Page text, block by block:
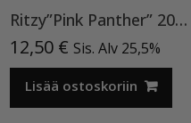
Ritzy”Pink Panther” 200, Cat Eye
12,50 € Sis. Alv 25,5%
Lisää ostoskoriin